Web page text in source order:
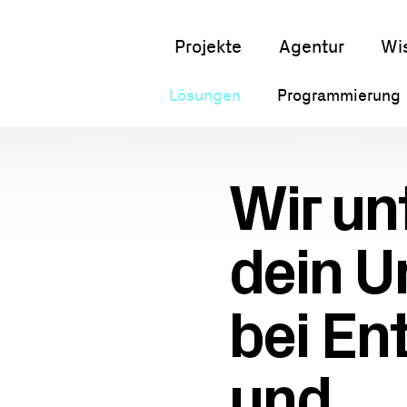
Projekte Agentur
Lösungen Programmierung
Wir
dein
bei